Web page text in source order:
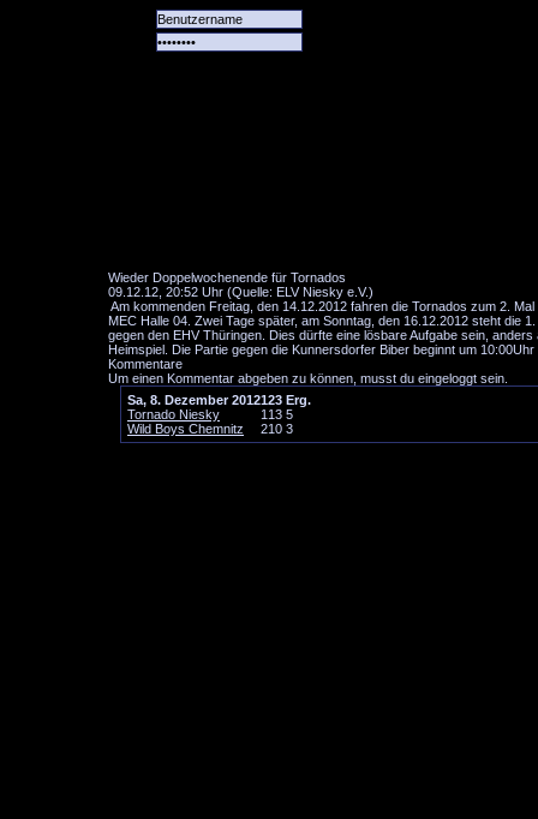
Wieder Doppelwochenende für Tornados
09.12.12, 20:52 Uhr (Quelle: ELV Niesky e.V.)
Am kommenden Freitag, den 14.12.2012 fahren die Tornados zum 2.
MEC Halle 04. Zwei Tage später, am Sonntag, den 16.12.2012 steht die
gegen den EHV Thüringen. Dies dürfte eine lösbare Aufgabe sein,
Heimspiel. Die Partie gegen die Kunnersdorfer Biber beginnt um 10:00Uhr
Kommentare
Um einen Kommentar abgeben zu können, musst du eingeloggt sein.
Sa, 8. Dezember 2012123 Erg.
Tornado Niesky
1 13 5
Wild Boys Chemnitz
210 3